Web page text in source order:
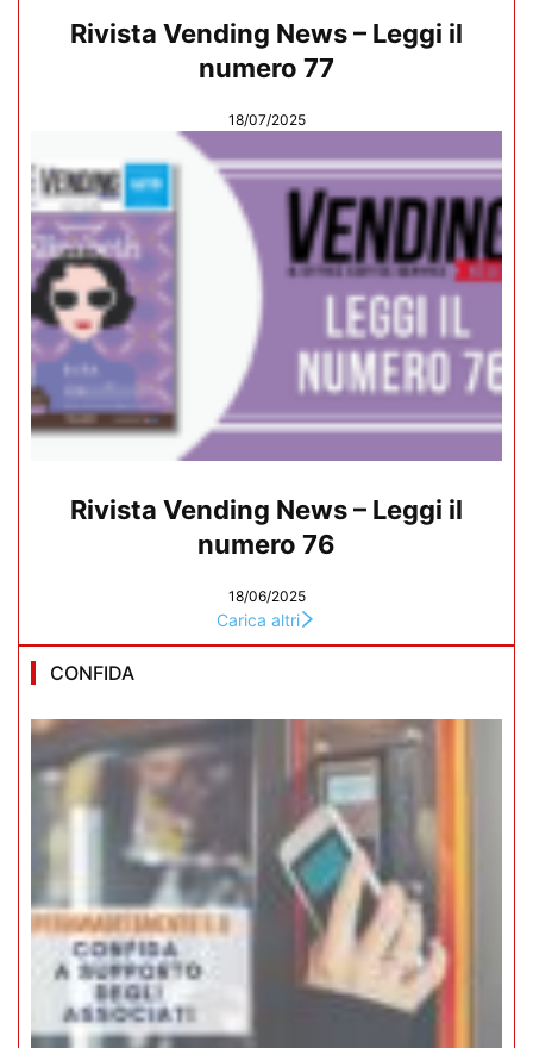
Rivista Vending News – Leggi il
numero 77
18/07/2025
Rivista Vending News – Leggi il
numero 76
18/06/2025
Carica altri
CONFIDA